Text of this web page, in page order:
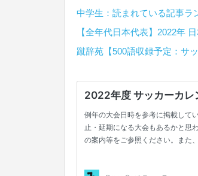
中学生：読まれている記事ラ
【全年代日本代表】2022年
蹴辞苑【500語収録予定：サ